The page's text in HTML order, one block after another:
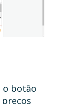
o botão
preços